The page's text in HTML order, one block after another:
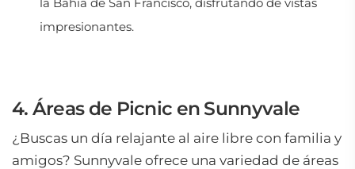
impresionantes.
4. Áreas de Picnic en Sunnyvale
¿Buscas un día relajante al aire libre con familia y
amigos? Sunnyvale ofrece una variedad de áreas